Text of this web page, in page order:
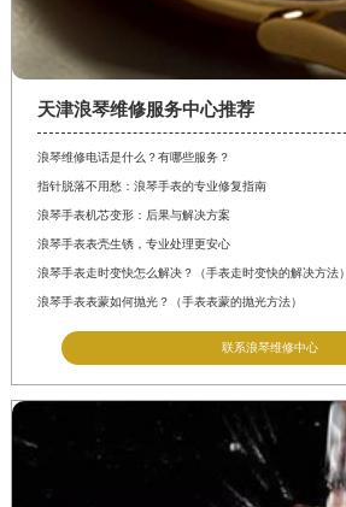
天津浪琴维修服务中心推荐
浪琴维修电话是什么？有哪些服务？
指针脱落不用愁：浪琴手表的专业修复指南
浪琴手表机芯变形：后果与解决方案
浪琴手表表壳生锈，专业处理更安心
浪琴手表走时变快怎么解决？（手表走时变快的解决方法）
浪琴手表表蒙如何抛光？（手表表蒙的抛光方法）
联系浪琴维修中心